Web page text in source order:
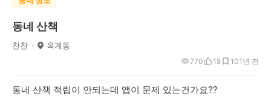
동네 산책
찬찬 옥계동
1년 전
770 18 10
동네 산책 적립이 안되는데 앱이 문제 있는건가요??